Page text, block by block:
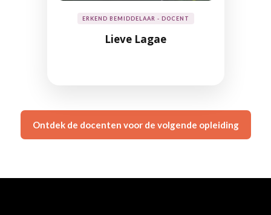
ERKEND BEMIDDELAAR - DOCENT
Lieve Lagae
Ontdek de docenten voor de volgende opleiding